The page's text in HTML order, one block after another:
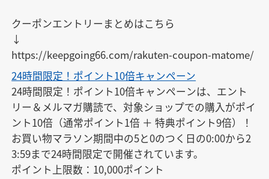
クーポンエントリーまとめはこちら
↓
https://keepgoing66.com/rakuten-coupon-matome/
24時間限定！ポイント10倍キャンペーン
24時間限定！ポイント10倍キャンペーンは、エント
リー＆メルマガ購読で、対象ショップでの購入がポイ
ント10倍（通常ポイント1倍 ＋ 特典ポイント9倍）！
お買い物マラソン期間中の5と0のつく日の0:00から2
3:59まで24時間限定で開催されています。
ポイント上限数：10,000ポイント